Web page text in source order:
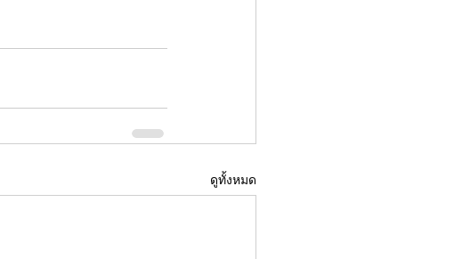
ดูทั้งหมด